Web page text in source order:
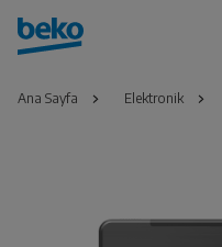
Ana Sayfa Elektronik